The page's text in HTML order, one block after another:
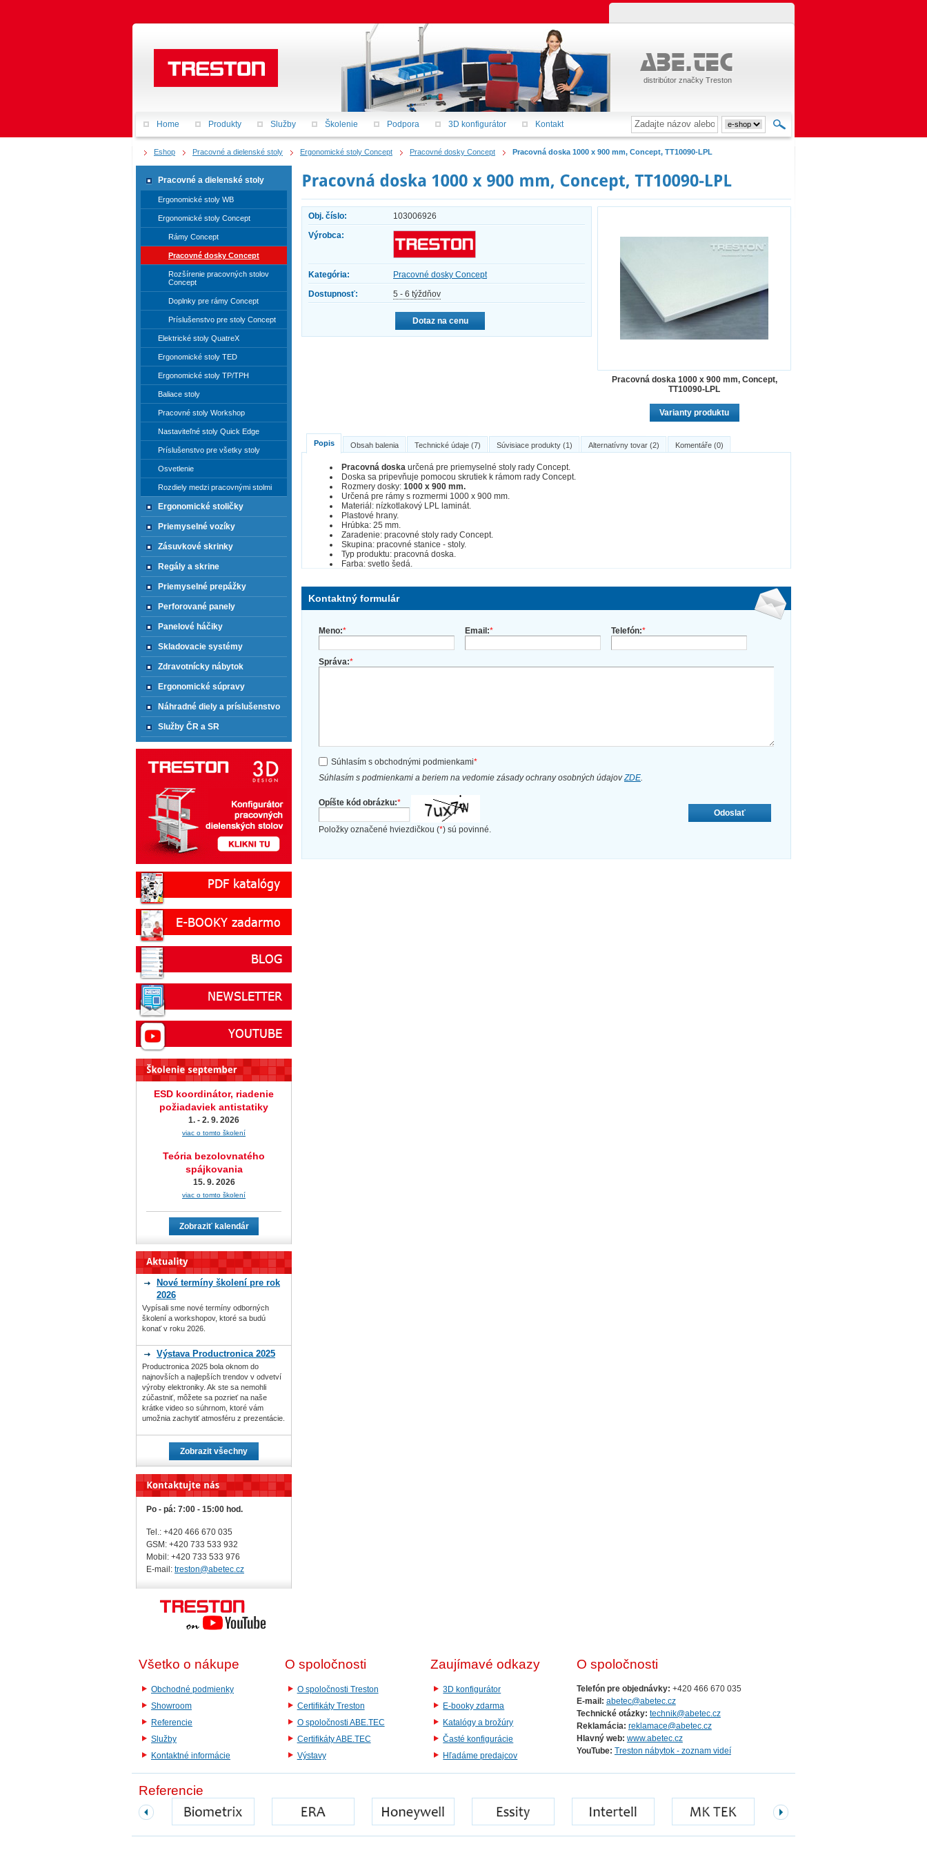
Eshop Pracovné a dielenské stoly Ergonomické stoly Concept Pracovné dosky Concept Pracovná doska 1000 x 900 mm, Concept, TT10090-LPL
Obj. číslo:
103006926
Výrobca:
Kategória:
Pracovné dosky Concept
Dostupnosť:
5 - 6 týždňov
Dotaz na cenu
Pracovná doska 1000 x 900 mm, Concept,
TT10090-LPL
Varianty produktu
Popis Obsah balenia Technické údaje (7) Súvisiace produkty (1) Alternatívny tovar (2) Komentáře (0)
Pracovná doska určená pre priemyselné stoly rady Concept.
Doska sa pripevňuje pomocou skrutiek k rámom rady Concept.
Rozmery dosky: 1000 x 900 mm.
Určená pre rámy s rozmermi 1000 x 900 mm.
Materiál: nízkotlakový LPL laminát.
Plastové hrany.
Hrúbka: 25 mm.
Zaradenie: pracovné stoly rady Concept.
Skupina: pracovné stanice - stoly.
Typ produktu: pracovná doska.
Farba: svetlo šedá.
Kontaktný formulár
Meno:* Email:* Telefón:*
Správa:*
Súhlasím s obchodnými podmienkami*
Súhlasím s podmienkami a beriem na vedomie zásady ochrany osobných údajovZDE.
Opíšte kód obrázku:*
Položky označené hviezdičkou (*) sú povinné.
Odoslať
Pracovné a dielenské stoly
Ergonomické stoly WB
Ergonomické stoly Concept
Rámy Concept
Pracovné dosky Concept
Rozšírenie pracovných stolov
Concept
Doplnky pre rámy Concept
Príslušenstvo pre stoly Concept
Elektrické stoly QuatreX
Ergonomické stoly TED
Ergonomické stoly TP/TPH
Baliace stoly
Pracovné stoly Workshop
Nastaviteľné stoly Quick Edge
Príslušenstvo pre všetky stoly
Osvetlenie
Rozdiely medzi pracovnými stolmi
Ergonomické stoličky
Priemyselné vozíky
Zásuvkové skrinky
Regály a skrine
Priemyselné prepážky
Perforované panely
Panelové háčiky
Skladovacie systémy
Zdravotnícky nábytok
Ergonomické súpravy
Náhradné diely a príslušenstvo
Služby ČR a SR
ESD koordinátor, riadenie
požiadaviek antistatiky
1. - 2. 9. 2026
viac o tomto školení
Teória bezolovnatého
spájkovania
15. 9. 2026
viac o tomto školení
Zobraziť kalendár
Nové termíny školení pre rok
2026
Vypísali sme nové termíny odborných
školení a workshopov, ktoré sa budú
konať v roku 2026.
Výstava Productronica 2025
Productronica 2025 bola oknom do
najnovších a najlepších trendov v odvetví
výroby elektroniky. Ak ste sa nemohli
zúčastniť, môžete sa pozrieť na naše
krátke video so súhrnom, ktoré vám
umožnia zachytiť atmosféru z prezentácie.
Zobrazit všechny
Po - pá: 7:00 - 15:00 hod.
Tel.: +420 466 670 035
GSM: +420 733 533 932
Mobil: +420 733 533 976
E-mail: treston@abetec.cz
Všetko o nákupe
Obchodné podmienky
Showroom
Referencie
Služby
Kontaktné informácie
O spoločnosti
O spoločnosti Treston
Certifikáty Treston
O spoločnosti ABE.TEC
Certifikáty ABE.TEC
Výstavy
Zaujímavé odkazy
3D konfigurátor
E-booky zdarma
Katalógy a brožúry
Časté konfigurácie
Hľadáme predajcov
O spoločnosti
Telefón pre objednávky: +420 466 670 035
E-mail: abetec@abetec.cz
Technické otázky: technik@abetec.cz
Reklamácia: reklamace@abetec.cz
Hlavný web: www.abetec.cz
YouTube: Treston nábytok - zoznam videí
Referencie
distribútor značky Treston
Home Produkty Služby Školenie Podpora 3D konfigurátor Kontakt